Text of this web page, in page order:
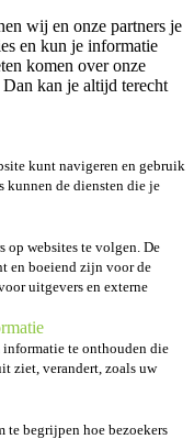
wij en onze partners je
en kun je informatie
komen over onze
kan je altijd terecht
kunt navigeren en gebruik
kunnen de diensten die je
op websites te volgen. De
en boeiend zijn voor de
uitgevers en externe
informatie te onthouden die
ziet, verandert, zoals uw
te begrijpen hoe bezoekers